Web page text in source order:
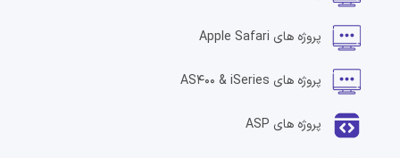
پروژه های Apple Safari
پروژه های AS400 & iSeries
پروژه های ASP